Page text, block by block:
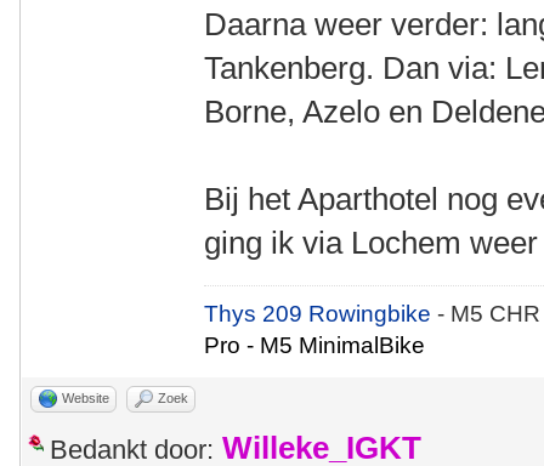
Daarna weer verder:
Tankenberg. Dan via:
Borne, Azelo en
Bij het Aparthotel nog
ging ik via Lochem
Thys 209 Rowingbike- M5
Pro - M5 MinimalBike
Website Zoek
Bedankt door: Willeke_IGKT